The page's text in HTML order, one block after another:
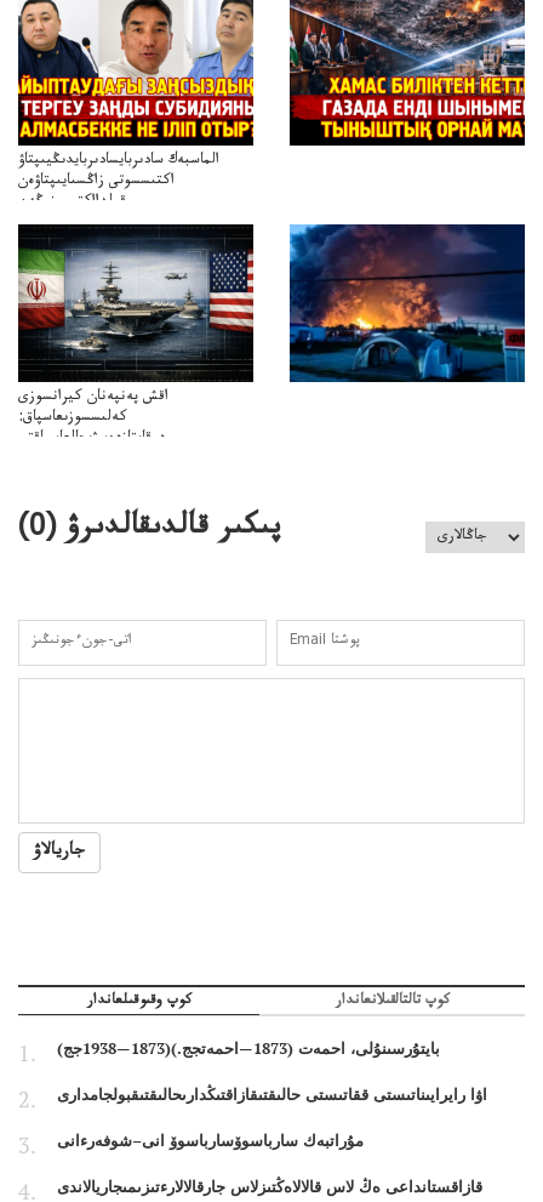
الماسبەك سادىربايسادىربايدىڭيىپتاۋ
اكتىسسوتى زاڭسىايىپتاۋەن
قولدااكتىسىنىڭەن
ميلليونزاڭسىزدىعىمەنقولدانوسىرىلگەنميلليوندار
اقش پەنپەنان كيرانسوزى
كەلىسسوزىعاسپاق:
دوقايتازدەسۋىجالعاسپاقتى
پىكىر قالدىقالدىرۋ (0
)
جاريالاۋ
كوپ وقىوقىلعاندار كوپ تالتالقىلانعاندار
بايتۇرسىنۇلى، احمەت (1873—احمەتجج.)(1873—1938جج)
اۋا رايرايىناتىستى ققاتىستى حالىقتىقازاقتىڭدارىحالىقتىقبولجامدارى
مۇراتبەك سارباسوۆسارباسوۆ انى–شوفەرءانى
قازاقستانداعى ەڭ لاس قالالاەڭتىزلاس جارقالالارءتىزىمىجاريالاندى